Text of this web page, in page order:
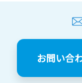
お問い合